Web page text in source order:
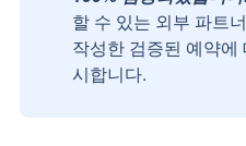
할 수 있는 외부 파트
작성한 검증된 예약
시합니다.